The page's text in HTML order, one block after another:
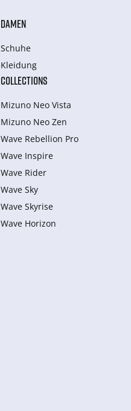
DAMEN
Schuhe
Kleidung
COLLECTIONS
Mizuno Neo Vista
Mizuno Neo Zen
Wave Rebellion Pro
Wave Inspire
Wave Rider
Wave Sky
Wave Skyrise
Wave Horizon